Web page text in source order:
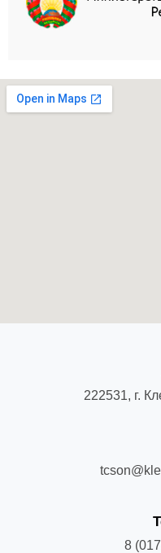
222531, г.
8